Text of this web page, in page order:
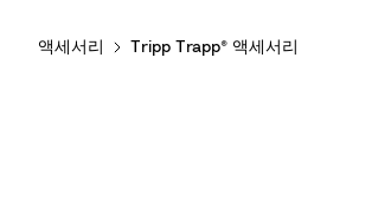
액세서리 Tripp Trapp® 액세서리